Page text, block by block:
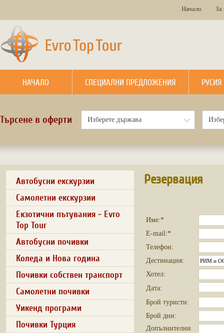
Начало За
НАЧАЛО СПЕЦИАЛНИ ПРЕДЛОЖЕНИЯ РУСИЯ
Търсене в оферти
Автобусни екскурзии
Самолетни екскурзии
Екзотични пътувания - Evro
Top Tour
Автобусни почивки
Коледа и Нова година
Почивки собствен транспорт
Самолетни почивки
Уикенд програми
Почивки Турция
Резервация
Име:*
E-mail:*
Телефон:
Дестинация:
Хотел:
Дата:
Брой туристи:
Брой дни:
Допълнителни